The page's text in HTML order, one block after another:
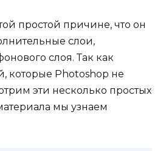
простой причине, что он
слои,
слоя. Так как
которые Photoshop не
эти несколько простых
мы узнаем